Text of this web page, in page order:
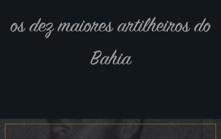
os dez maiores artilheiros do
Bahia